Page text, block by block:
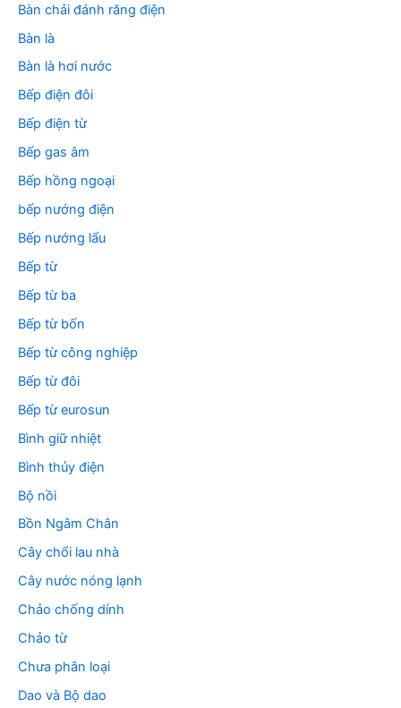
Bàn chải đánh răng điện
Bàn là
Bàn là hơi nước
Bếp điện đôi
Bếp điện từ
Bếp gas âm
Bếp hồng ngoại
bếp nướng điện
Bếp nướng lẩu
Bếp từ
Bếp từ ba
Bếp từ bốn
Bếp từ công nghiệp
Bếp từ đôi
Bếp từ eurosun
Bình giữ nhiệt
Bình thủy điện
Bộ nồi
Bồn Ngâm Chân
Cây chổi lau nhà
Cây nước nóng lạnh
Chảo chống dính
Chảo từ
Chưa phân loại
Dao và Bộ dao